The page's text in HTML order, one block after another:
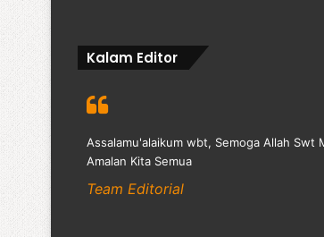
Kalam Editor
Assalamu'alaikum wbt, Semoga Allah Swt
Amalan Kita Semua
Team Editorial